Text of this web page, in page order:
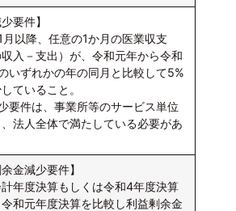
要件】
以降、任意の1か月の医業収支
収入－支出）が、令和元年から令和
いずれかの年の同月と比較して5%
ていること。
要件は、事業所等のサービス単位
法人全体で満たしている必要があ
余金減少要件】
年度決算もしくは令和4年度決算
令和元年度決算を比較し利益剰余金